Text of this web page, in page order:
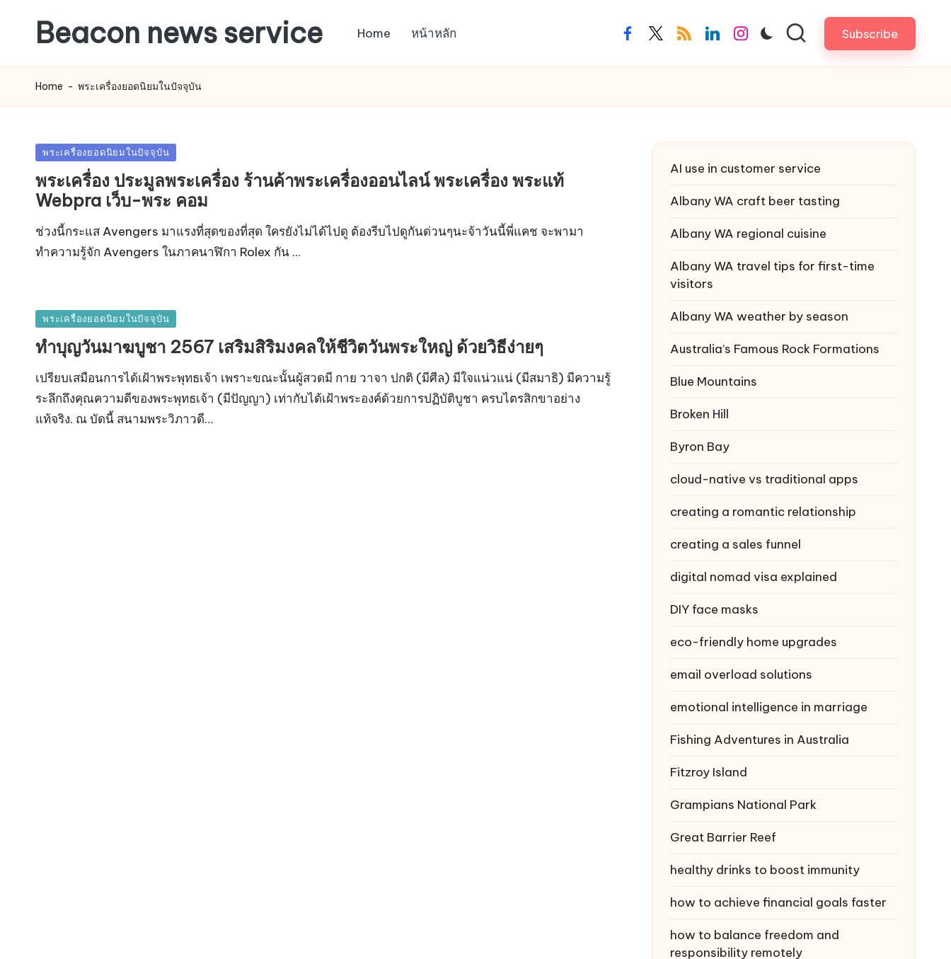
Beacon news service Home หน้าหลัก facebook.com
twitter.com
rss.comlinkedin.com
instagram.com Subscribe
Home - พระเครื่องยอดนิยมในปัจจุบัน
Posted
พระเครื่องยอดนิยมในปัจจุบัน
พระเครื่อง ประมูลพระเครื่อง ร้านค้าพระเครื่องออนไลน์ พระเครื่อง พระแท้
Webpra เว็บ-พระ คอม
ช่วงนี้กระแส Avengers มาแรงที่สุดของที่สุด ใครยังไม่ได้ไปดู ต้องรีบไปดูกันด่วนๆนะจ้าวันนี้พี่แคช จะพามา
ทำความรู้จัก Avengers ในภาคนาฬิกา Rolex กัน ...
Posted
in
พระเครื่องยอดนิยมในปัจจุบัน
ทำบุญวันมาฆบูชา 2567 เสริมสิริมงคลให้ชีวิตวันพระใหญ่ ด้วยวิธีง่ายๆ
เปรียบเสมือนการได้เฝ้าพระพุทธเจ้า เพราะขณะนั้นผู้สวดมี กาย วาจา ปกติ (มีศีล) มีใจแน่วแน่ (มีสมาธิ) มีความรู้
ระลึกถึงคุณความดีของพระพุทธเจ้า (มีปัญญา) เท่ากับได้เฝ้าพระองค์ด้วยการปฏิบัติบูชา ครบไตรสิกขาอย่าง
แท้จริง. ณ บัดนี้ สนามพระวิภาวดี…
AI use in customer service
Albany WA craft beer tasting
Albany WA regional cuisine
Albany WA travel tips for first-time
visitors
Albany WA weather by season
Australia’s Famous Rock Formations
Blue Mountains
Broken Hill
Byron Bay
cloud-native vs traditional apps
creating a romantic relationship
creating a sales funnel
digital nomad visa explained
DIY face masks
eco-friendly home upgrades
email overload solutions
emotional intelligence in marriage
Fishing Adventures in Australia
Fitzroy Island
Grampians National Park
Great Barrier Reef
healthy drinks to boost immunity
how to achieve financial goals faster
how to balance freedom and
responsibility remotely